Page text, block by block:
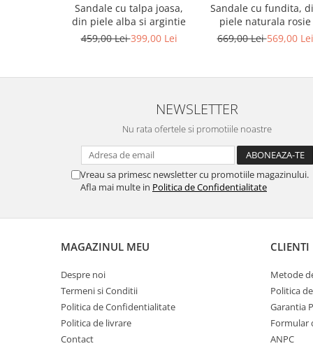
Sandale cu talpa joasa,
din piele alba si argintie
459,00 Lei399,00 Lei
Sandale cu fundita,
piele naturala rosie
669,00 Lei569,00 Lei
NEWSLETTER
Nu rata ofertele si promotiile noastre
Vreau sa primesc newsletter cu promotiile magazinului.
Afla mai multe in Politica de Confidentialitate
MAGAZINUL MEU
Despre noi
Termeni si Conditii
Politica de Confidentialitate
Politica de livrare
Contact
CLIENTI
Metode
Politica
Garantia
Formular
ANPC